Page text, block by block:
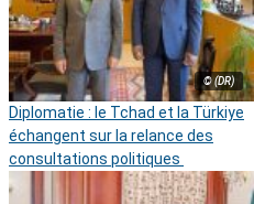
© (DR)
Diplomatie : le Tchad et la Türkiye
échangent sur la relance des
consultations politiques